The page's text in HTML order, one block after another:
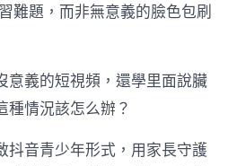
難題，而非無意義的臉色包刷
意義的短視頻，還學里面說臟
種情況該怎么辦？
抖音青少年形式，用家長守護